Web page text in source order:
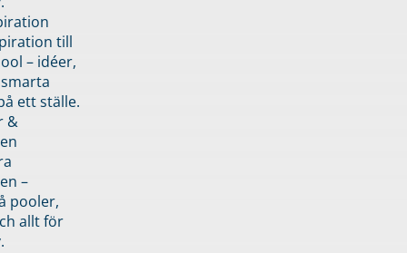
till
– idéer,
ett ställe.
&
–
pooler,
allt för